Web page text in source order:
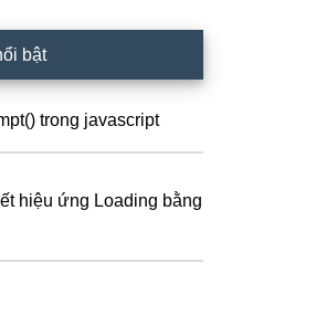
bật
trong javascript
hiệu ứng Loading bằng